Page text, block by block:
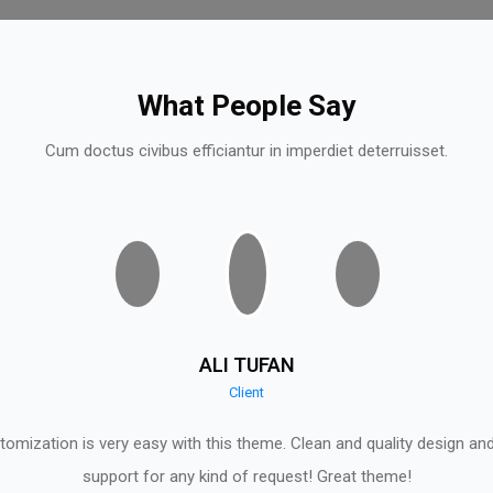
What People Say
Cum doctus civibus efficiantur in imperdiet deterruisset.
ALI TUFAN
Client
is very easy with this theme. Clean and quality design
support for any kind of request! Great theme!